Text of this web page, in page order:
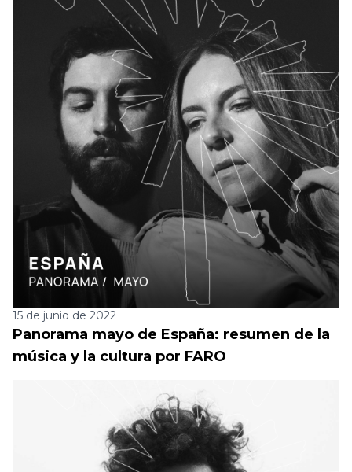
15 de junio de 2022
Panorama mayo de España: resumen de la
música y la cultura por FARO